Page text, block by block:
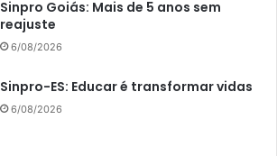
Sinpro Goiás: Mais de 5 anos sem
reajuste
6/08/2026
Sinpro-ES: Educar é transformar vidas
6/08/2026